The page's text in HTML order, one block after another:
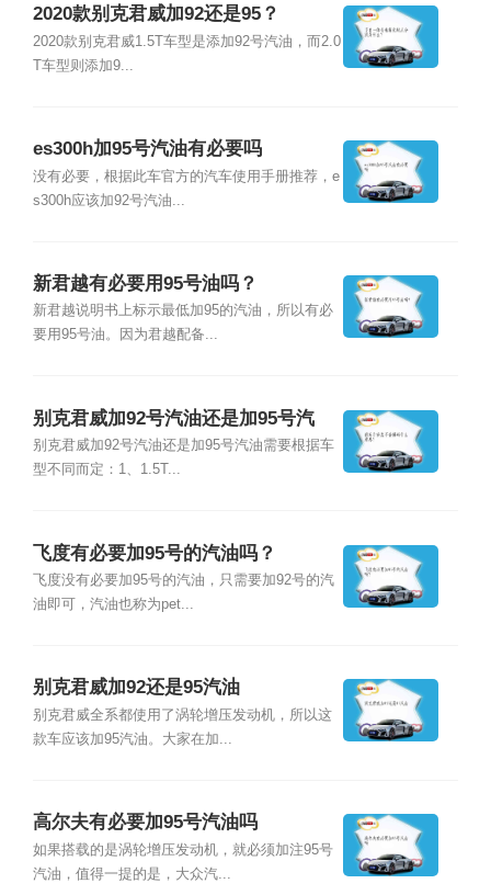
2020款别克君威加92还是95？
2020款别克君威1.5T车型是添加92号汽油，而2.0
T车型则添加9...
es300h加95号汽油有必要吗
没有必要，根据此车官方的汽车使用手册推荐，e
s300h应该加92号汽油...
新君越有必要用95号油吗？
新君越说明书上标示最低加95的汽油，所以有必
要用95号油。因为君越配备...
别克君威加92号汽油还是加95号汽
油？
别克君威加92号汽油还是加95号汽油需要根据车
型不同而定：1、1.5T...
飞度有必要加95号的汽油吗？
飞度没有必要加95号的汽油，只需要加92号的汽
油即可，汽油也称为pet...
别克君威加92还是95汽油
别克君威全系都使用了涡轮增压发动机，所以这
款车应该加95汽油。大家在加...
高尔夫有必要加95号汽油吗
如果搭载的是涡轮增压发动机，就必须加注95号
汽油，值得一提的是，大众汽...